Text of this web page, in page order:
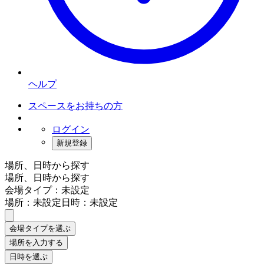
ヘルプ
スペースをお持ちの方
ログイン
新規登録
場所、日時から探す
場所、日時から探す
会場タイプ：未設定
場所：未設定日時：未設定
会場タイプを選ぶ
場所を入力する
日時を選ぶ